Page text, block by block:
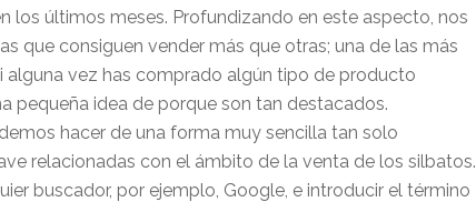
los últimos meses. Profundizando en este aspecto, nos
que consiguen vender más que otras; una de las más
alguna vez has comprado algún tipo de producto
pequeña idea de porque son tan destacados.
hacer de una forma muy sencilla tan solo
relacionadas con el ámbito de la venta de los silbatos.
buscador, por ejemplo, Google, e introducir el término